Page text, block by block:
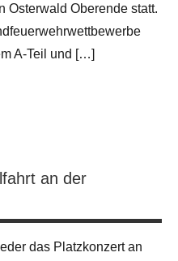
Osterwald Oberende statt.
A‑Teil und […]
an der
das Platzkonzert an